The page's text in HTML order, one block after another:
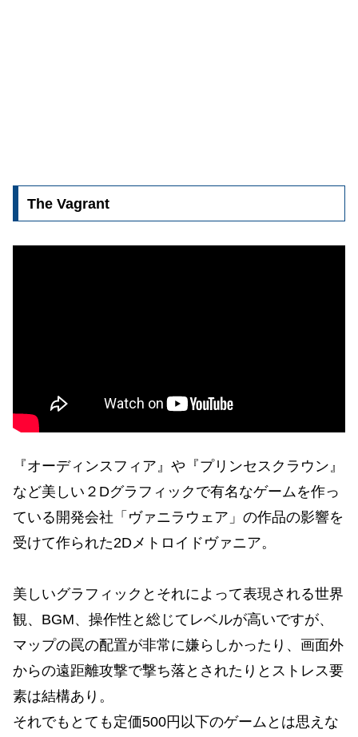
The Vagrant
『オーディンスフィア』や『プリンセスクラウン』
など美しい２Dグラフィックで有名なゲームを作っ
ている開発会社「ヴァニラウェア」の作品の影響を
受けて作られた2Dメトロイドヴァニア。
美しいグラフィックとそれによって表現される世界
観、BGM、 操作性と総じてレベルが高いですが、
マップの罠の配置が非常に嫌らしかったり、画面外
からの遠距離攻撃で撃ち落とされたりとストレス要
素は結構あり。
それでもとても定価500円以下のゲームとは思えな